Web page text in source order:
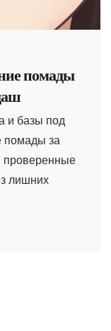
помады
и базы под
помады за
проверенные
лишних